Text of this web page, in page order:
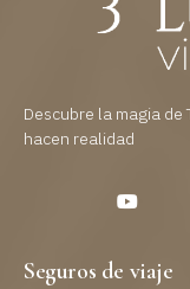
Descubre la magia de
hacen realidad
Seguros de viaje